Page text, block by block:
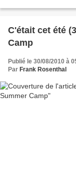
C'était cet été
Camp
Publié le 30/08/2010 à
Par Frank Rosenthal